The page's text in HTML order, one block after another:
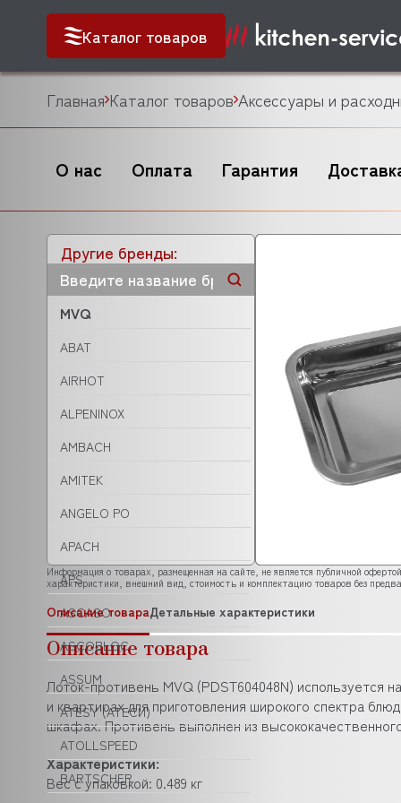
Каталог товаров
Главная Каталог товаров Аксессуары и
О нас Оплата Гарантия
Другие бренды:
MVQ
ABAT
AIRHOT
ALPENINOX
AMBACH
AMITEK
ANGELO PO
APACH
APS
ASCASO
ASCOBLOC
ASSUM
ATESY (АТЕСИ)
ATOLLSPEED
BARTSCHER
Информация о товарах, размещенная на сайте, не является публичной
характеристики, внешний вид, стоимость и комплектацию товаров без
Описание товараДетальные характеристики
Описание товара
Лоток-противень MVQ (PDST604048N) используется
и квартирах для приготовления широкого спектра
шкафах. Противень выполнен из
Характеристики:
Вес с упаковкой: 0.489 кг